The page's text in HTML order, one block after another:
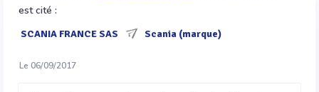
est cité :
SCANIA FRANCE SAS Scania (marque)
Le 06/09/2017